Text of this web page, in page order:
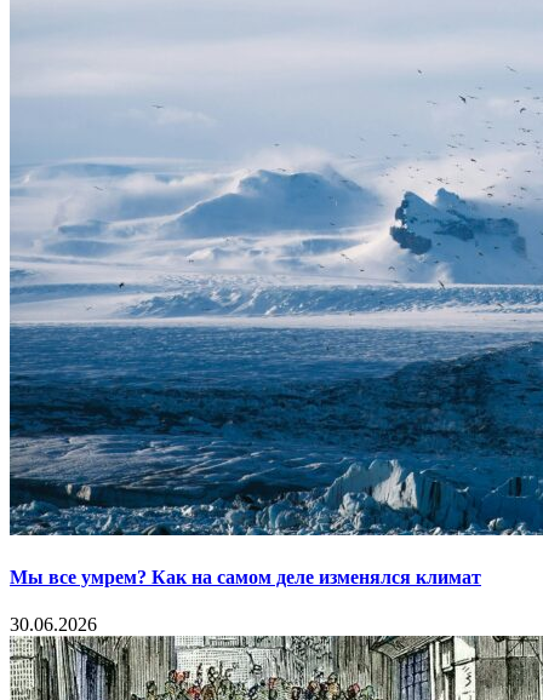
Мы все умрем? Как на самом деле изменялся климат
30.06.2026